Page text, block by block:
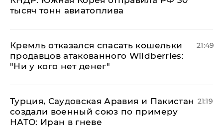
тысяч тонн авиатоплива
Кремль отказался спасать кошельки
продавцов атакованного Wildberries:
"Ни у кого нет денег"
21:49
Турция, Саудовская Аравия и Пакистан
создали военный союз по примеру
НАТО: Иран в гневе
21:19